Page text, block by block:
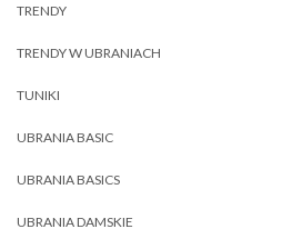
TRENDY
TRENDY W UBRANIACH
TUNIKI
UBRANIA BASIC
UBRANIA BASICS
UBRANIA DAMSKIE